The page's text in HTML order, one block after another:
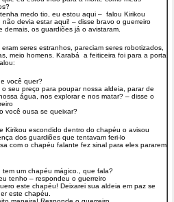
medo tio, eu estou aqui – falou Kirikou
não devia estar aqui! – disse bravo o guerreiro
demais, os guardiões já o avistaram.
seres estranhos, pareciam seres robotizados,
meio homens. Karabá a feiticeira foi para a porta
você quer?
o seu preço para poupar nossa aldeia, parar de
água, nos explorar e nos matar? – disse o
você ousa se queixar?
Kirikou escondido dentro do chapéu o avisou
dos guardiões que tentavam feri-lo
com o chapéu falante fez sinal para eles pararem
tem um chapéu mágico., que fala?
tenho – respondeu o guerreiro
este chapéu! Deixarei sua aldeia em paz se
este chapéu.